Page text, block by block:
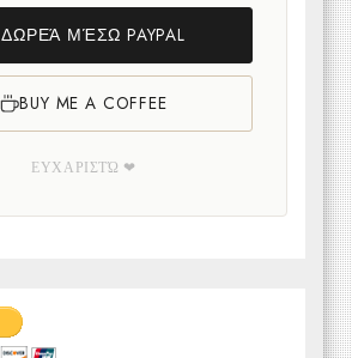
ΔΩΡΕΆ ΜΈΣΩ PAYPAL
BUY ME A COFFEE
ΕΥΧΑΡΙΣΤΏ ❤